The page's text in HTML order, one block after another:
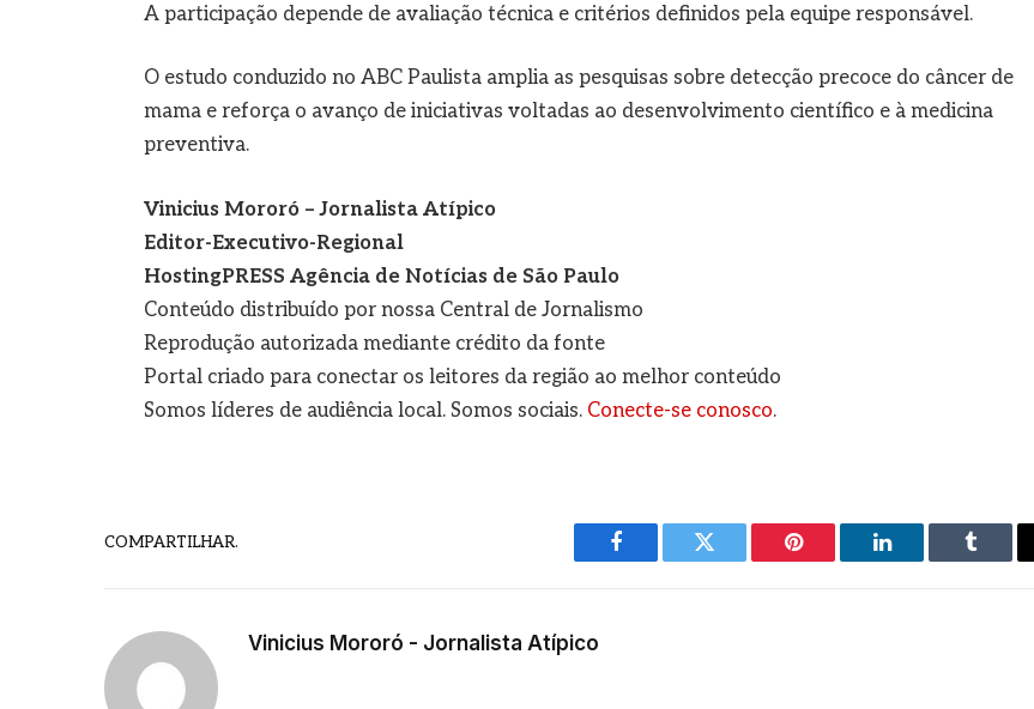
A participação depende de avaliação técnica e critérios definidos pela equipe responsável.
O estudo conduzido no ABC Paulista amplia as pesquisas sobre detecção precoce do câncer de
mama e reforça o avanço de iniciativas voltadas ao desenvolvimento científico e à medicina
preventiva.
Vinicius Mororó – Jornalista Atípico
Editor-Executivo-Regional
HostingPRESS Agência de Notícias de São Paulo
Conteúdo distribuído por nossa Central de Jornalismo
Reprodução autorizada mediante crédito da fonte
Portal criado para conectar os leitores da região ao melhor conteúdo
Somos líderes de audiência local. Somos sociais. Conecte-se conosco.
COMPARTILHAR.
Facebook Twitter Pinterest LinkedIn Tumblr
Vinicius Mororó - Jornalista Atípico